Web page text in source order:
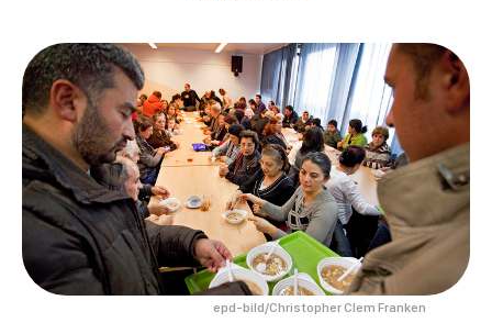
epd-bild/Christopher Clem Franken